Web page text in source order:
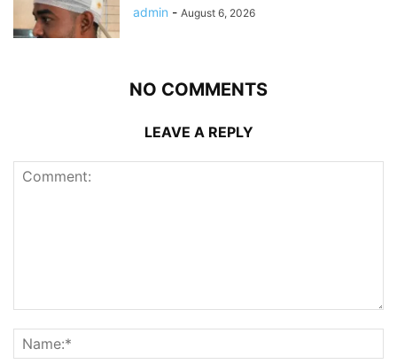
admin - August 6, 2026
NO COMMENTS
LEAVE A REPLY